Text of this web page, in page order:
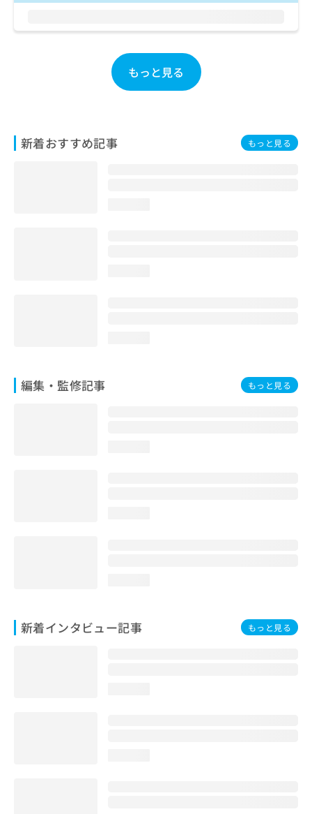
もっと見る
新着おすすめ記事 もっと見る
編集・監修記事 もっと見る
新着インタビュー記事 もっと見る
ら